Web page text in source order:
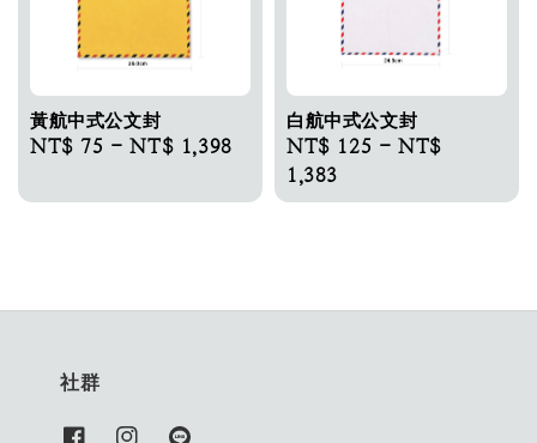
黃航中式公文封
Regular
NT$ 75 -NT$ 1,398
白航中式公文封
Regular
price
NT$ 125 -NT$
1,383
社群